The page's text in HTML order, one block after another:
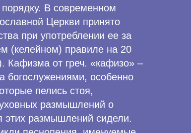
В современном
Церкви принято
при употреблении ее за
(келейном) правиле на 20
Кафизма от греч. «кафизо» –
богослужениями, особенно
пелись стоя,
размышлений о
этих размышлений сидели.